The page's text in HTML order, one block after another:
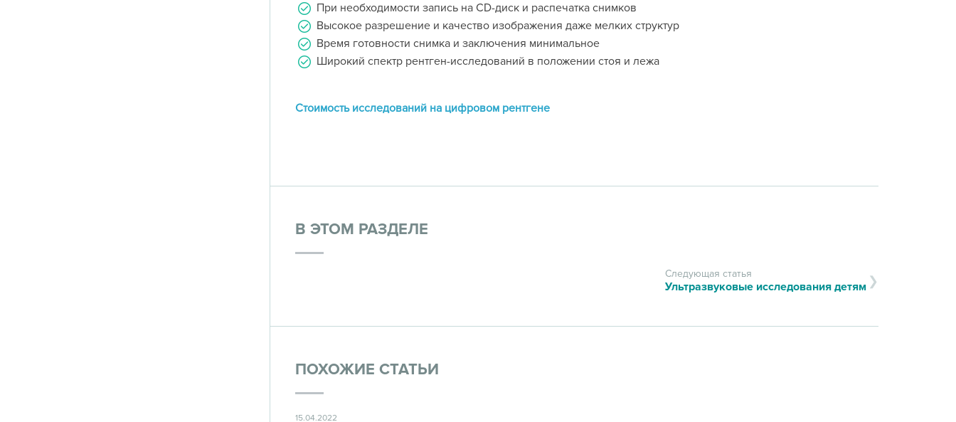
При необходимости запись на CD-диск и распечатка снимков
Высокое разрешение и качество изображения даже мелких структур
Время готовности снимка и заключения минимальное
Широкий спектр рентген-исследований в положении стоя и лежа
Стоимость исследований на цифровом рентгене
В ЭТОМ РАЗДЕЛЕ
Следующая статья
Ультразвуковые исследования детям
ПОХОЖИЕ СТАТЬИ
15.04.2022